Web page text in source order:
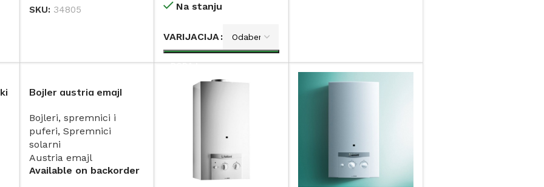
SKU: 34805
Na stanju
VARIJACIJA
DODAJ
Bojler austria emajl
bara
Bojleri, spremnici i
puferi, Spremnici
solarni
Austria emajl
Available on backorder